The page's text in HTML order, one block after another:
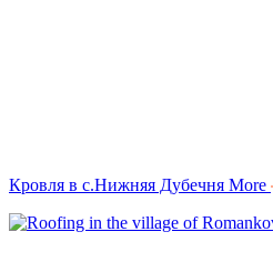
Кровля в с.Нижняя Дубечня More